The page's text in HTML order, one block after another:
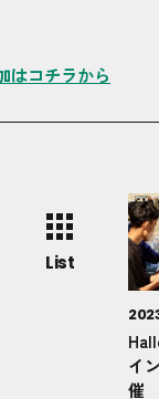
はコチラから
List
イ
催